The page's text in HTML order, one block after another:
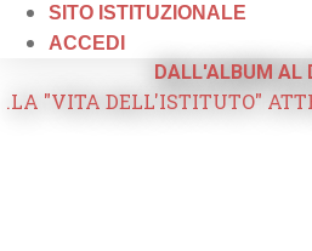
SITO ISTITUZIONALE
ACCEDI
DALL'ALBUM AL
.LA "VITA DELL'ISTITUTO"